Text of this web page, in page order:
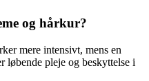
og hårkur?
mere intensivt, mens en
løbende pleje og beskyttelse i